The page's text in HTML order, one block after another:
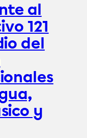
al
121
del
y